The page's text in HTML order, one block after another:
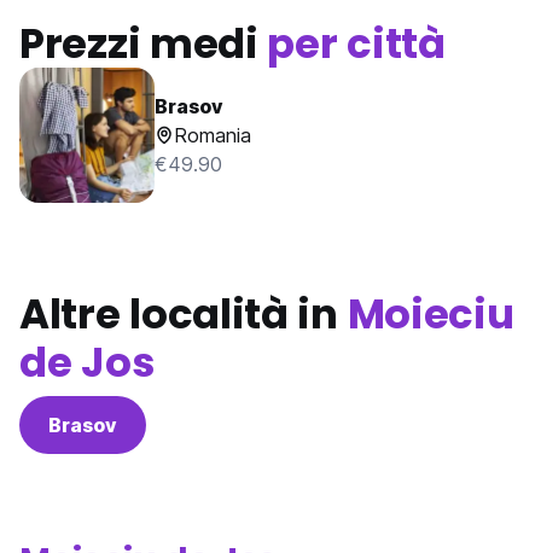
Prezzi medi per città
Brasov
Romania
€49.90
Altre località in Moieciu
de Jos
Brasov